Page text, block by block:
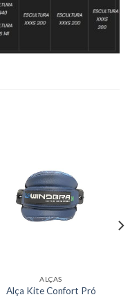
ALÇAS
Alça Kite Confort Pró